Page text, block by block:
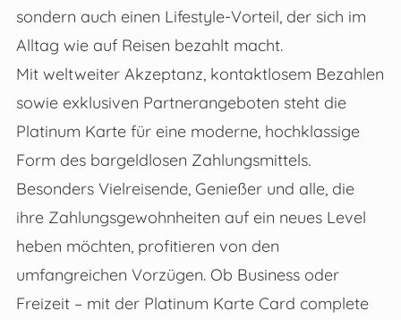
sondern auch einen Lifestyle-Vorteil, der sich im
Alltag wie auf Reisen bezahlt macht.
Mit weltweiter Akzeptanz, kontaktlosem Bezahlen
sowie exklusiven Partnerangeboten steht die
Platinum Karte für eine moderne, hochklassige
Form des bargeldlosen Zahlungsmittels.
Besonders Vielreisende, Genießer und alle, die
ihre Zahlungsgewohnheiten auf ein neues Level
heben möchten, profitieren von den
umfangreichen Vorzügen. Ob Business oder
Freizeit – mit der Platinum Karte Card complete